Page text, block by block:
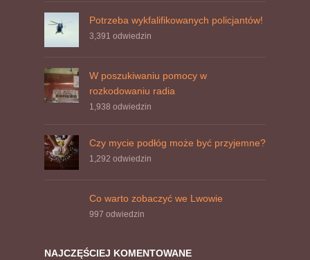
Potrzeba wykfalifikowanych policjantów!
3,391 odwiedzin
W poszukiwaniu pomocy w
rozkodowaniu radia
1,938 odwiedzin
Czy mycie podłóg może być przyjemne?
1,292 odwiedzin
Co warto zobaczyć we Lwowie
997 odwiedzin
NAJCZĘŚCIEJ KOMENTOWANE